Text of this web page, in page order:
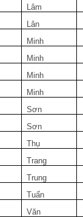
Lâm
Lân
Minh
Minh
Minh
Minh
Sơn
Sơn
Thụ
Trang
Trung
Tuấn
Văn